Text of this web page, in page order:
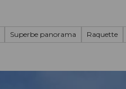
Superbe panorama Raquette